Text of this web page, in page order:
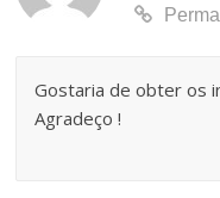
Gostaria de obter os
Agradeço !